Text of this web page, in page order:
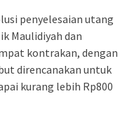
penyelesaian utang
Maulidiyah dan
kontrakan, dengan
direncanakan untuk
kurang lebih Rp800